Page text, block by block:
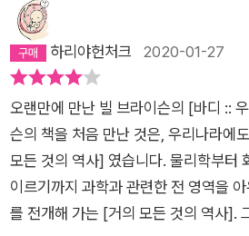
거의 모든 것의 역사>가 강력한 대표작
보니 저자 소개에 여행 전문 작가라는
다시 교양 과학책을 냈다는 것을 알게
까 하고 책을 들었단다. 과학 분야의
주었던 <거의 모든 것의 역사> 만큼은
의 다른 책들보다는 괜찮았던 것 같구
책 속에 배여 있고 말이야. 예를 탈모를
려진 유일한 치료법은 거세이고,대머리
하리야헌처크 2020-01-27
오랜만에 만난 빌 브라이슨의 [바디 ::
슨의 책을 처음 만난 것은, 우리나라에
모든 것의 역사] 였습니다. 물리학부터
이르기까지 과학과 관련한 전 영역을
를 전개해 가는 [거의 모든 것의 역사].